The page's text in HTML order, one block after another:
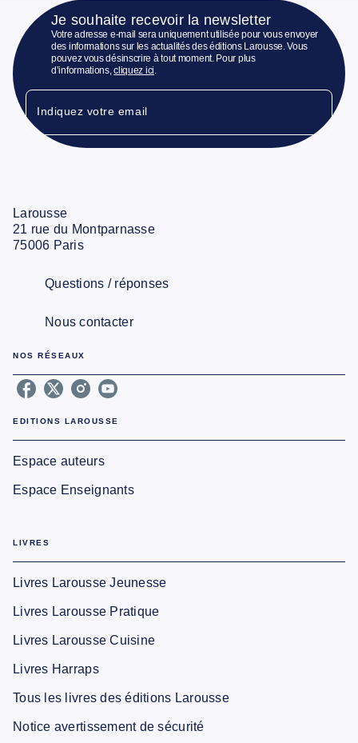
Je souhaite recevoir la newsletter
Votre adresse e-mail sera uniquement utilisée pour vous envoyer
des informations sur les actualités des éditions Larousse. Vous
pouvez vous désinscrire à tout moment. Pour plus
d’informations,cliquez ici.
Indiquez votre email
Larousse
21 rue du Montparnasse
75006 Paris
Questions / réponses
Nous contacter
NOS RÉSEAUX
EDITIONS LAROUSSE
Espace auteurs
Espace Enseignants
LIVRES
Livres Larousse Jeunesse
Livres Larousse Pratique
Livres Larousse Cuisine
Livres Harraps
Tous les livres des éditions Larousse
Notice avertissement de sécurité